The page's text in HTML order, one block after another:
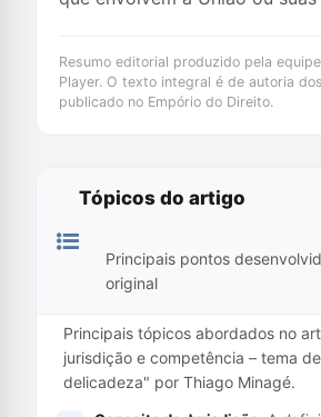
Resumo editorial produzido pela
Player. O texto integral é de autoria
publicado no Empório do Direito.
Tópicos do artigo
Principais pontos
original
Principais tópicos abordados no
jurisdição e competência – tema
delicadeza" por Thiago Minagé.